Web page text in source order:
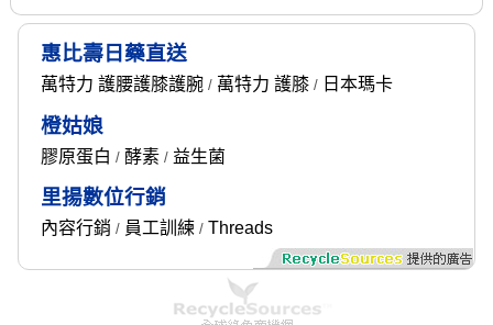
惠比壽日藥直送
萬特力 護腰護膝護腕/ 萬特力 護膝/ 日本瑪卡
橙姑娘
膠原蛋白 / 酵素/ 益生菌
里揚數位行銷
內容行銷 / 員工訓練/ Threads